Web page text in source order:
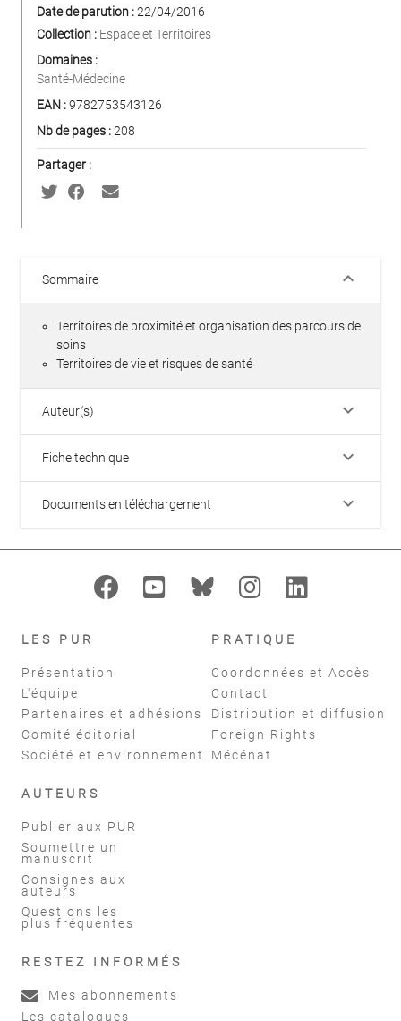
Date de parution :22/04/2016
Collection : Espace et Territoires
Domaines :
Santé-Médecine
EAN :9782753543126
Nb de pages :208
Partager :
Sommaire keyboard_arrow_down
Territoires de proximité et organisation des parcours de
soins
Territoires de vie et risques de santé
Auteur(s) keyboard_arrow_down
Fiche technique keyboard_arrow_down
Documents en téléchargement keyboard_arrow_down
LES PUR
Présentation
L'équipe
Partenaires et adhésions
Comité éditorial
Société et environnement
PRATIQUE
Coordonnées et Accès
Contact
Distribution et diffusion
Foreign Rights
Mécénat
AUTEURS
Publier aux PUR
Soumettre un
manuscrit
Consignes aux
auteurs
Questions les
plus fréquentes
RESTEZ INFORMÉS
Mes abonnements
Les catalogues